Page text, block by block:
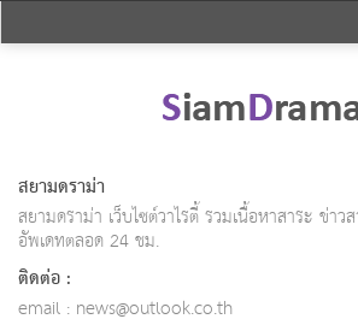
สยามดราม่า
สยามดราม่า เว็บไซต์วาไรตี้ รวมเนื้อหาสาระ ข่า
อัพเดทตลอด 24 ชม.
ติดต่อ :
email : news@outlook.co.th